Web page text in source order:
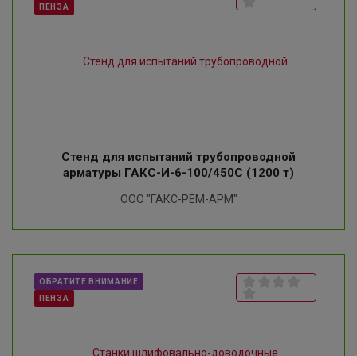
ПЕНЗА
Стенд для испытаний трубопроводной
арматуры ГАКС-И-6-100/450С (1200 т)
ООО "ГАКС-РЕМ-АРМ"
ОБРАТИТЕ ВНИМАНИЕ
ПЕНЗА